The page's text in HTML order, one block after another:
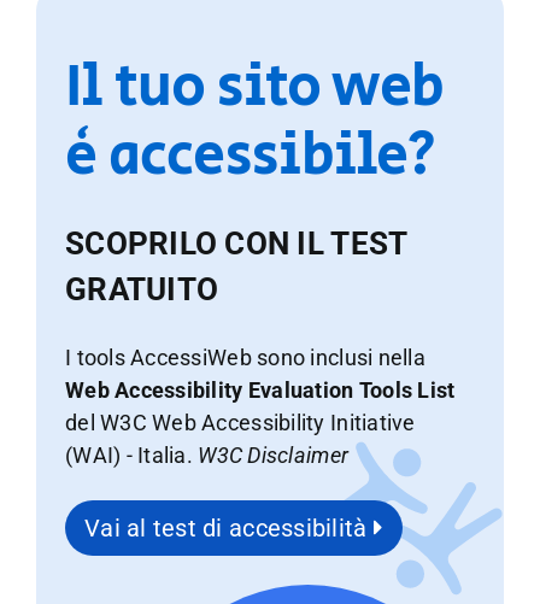
Il tuo sito web
è accessibile?
SCOPRILO CON IL TEST
GRATUITO
I tools AccessiWeb sono inclusi nella
Web Accessibility Evaluation Tools List
del W3C Web Accessibility Initiative
(WAI) - Italia. W3C Disclaimer
Vai al test di accessibilità